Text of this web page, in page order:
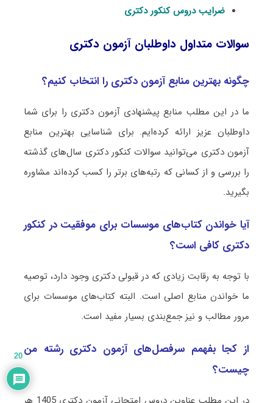
ضرایب دروس کنکور دکتری
سوالات متداول داوطلبان آزمون دکتری
چگونه بهترین منابع آزمون دکتری را انتخاب کنیم؟
ما در این مطلب منابع پیشنهادی آزمون دکتری را برای شما
داوطلبان عزیز ارائه کرده‌ایم. برای شناسایی بهترین منابع
آزمون دکتری می‌توانید سوالات کنکور دکتری سال‌های گذشته
را بررسی و از کسانی که رتبه‌های برتر را کسب کرده‌اند مشاوره
بگیرید.
آیا خواندن کتاب‌های موسسات برای موفقیت در کنکور
دکتری کافی است؟
با توجه به رقابت زیادی که در قبولی دکتری وجود دارد، توصیه
ما خواندن منابع اصلی است. البته کتاب‌های موسسات برای
مرور مطالب و نیز جمع‌بندی بسیار مفید است.
از کجا بفهمم سرفصل‌های آزمون دکتری رشته من
چیست؟
20